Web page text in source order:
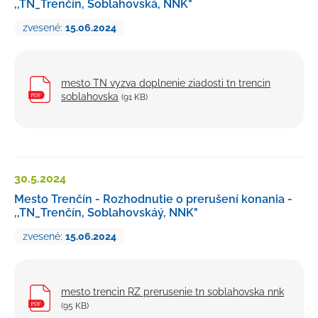
V zmysle článku V písm. D ods. 2 písm. p. Zásad
nemožno objektívne predpokladať, že by majetok
mesta mohla účelne nadobudnúť iná osoba, než tá, na
vypracovaného znalcom Ing. Miroslavom Gašparíkom
zo dňa 27.01.2024 je všeobecná hodnota
prevádzaného pozemku
26820,90 € (52,59 €/m2
zamer drazil odpredaj pozemku 77 1 (311 KB)
,,TN_Trenčín, Soblahovská, NNK"
zvesené: 15.06.2024
mesto TN vyzva doplnenie ziadosti tn trencin
soblahovska (91 KB)
30.5.2024
Mesto Trenčín - Rozhodnutie o prerušení konania -
,,TN_Trenčín, Soblahovskáý, NNK"
zvesené: 15.06.2024
mesto trencin RZ prerusenie tn soblahovska nnk
(95 KB)